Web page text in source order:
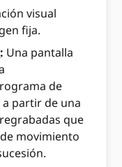
visual
fija.
: Una pantalla
de
partir de una
que
movimiento